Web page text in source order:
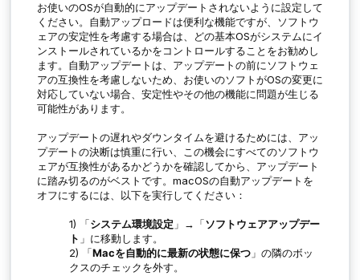
お使いのOSが自動的にアップデートされないように設定して
ください。自動アップロードは便利な機能ですが、ソフトウ
ェアの安定性を考慮する場合は、どの基本OSがシステムにイ
ンストールされているかをコントロールすることをお勧めし
ます。自動アップデートは、アップデートの前にソフトウェ
アの互換性を考慮しないため、お使いのソフトがOSの変更に
対応していない場合、安定性やその他の機能に問題が生じる
可能性があります。
アップデートの遅れやダウンタイムを避けるためには、アッ
プデートの決断は慎重に行い、この機会にすべてのソフトウ
ェアが互換性があるかどうかを確認してから、アップデート
に踏み切るのがベストです。macOSの自動アップデートを
オフにするには、以下を実行してください：
1) 「システム環境設定 」→「ソフトウェアアップデー
ト 」に移動します。
2)
「Macを自動的に最新の状態に保つ 」の隣のボッ
クスのチェックを外す。